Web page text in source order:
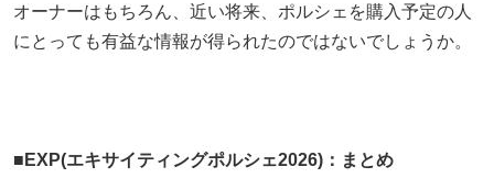
オーナーはもちろん、近い将来、ポルシェを購入予定の人
にとっても有益な情報が得られたのではないでしょうか。
■EXP(エキサイティングポルシェ2026)：まとめ